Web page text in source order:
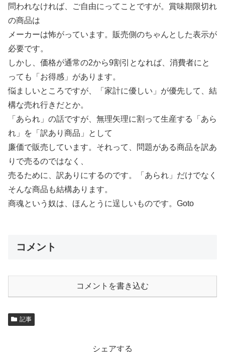
問われなければ、ご自由にってことですが。賞味期限切れ
の商品は
メーカーは怖がっています。販売側のちゃんとした表示が
必要です。
しかし、価格が通常の2から9割引となれば、消費者にと
っても「お得感」があります。
悩ましいところですが、「家計に優しい」が優先して、結
構な売れ行きだとか。
「あられ」の話ですが、無理矢理に割って生産する「あら
れ」を「訳あり商品」として
廉価で販売しています。それって、問題がある商品を訳あ
りで売るのではなく、
売るために、訳ありにするのです。「あられ」だけでなく
そんな商品も結構あります。
商魂という奴は、ほんとうに逞しいものです。Goto
コメント
コメントを書き込む
記事
シェアする